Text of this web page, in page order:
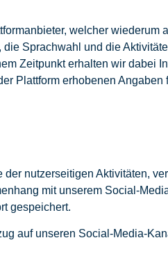
welcher wiederum
Sprachwahl und die
Zeitpunkt erhalten wir dabei
Plattform erhobenen Angaben
nutzerseitigen Aktivitäten,
mit unserem Social-
gespeichert.
auf unseren Social-Media-